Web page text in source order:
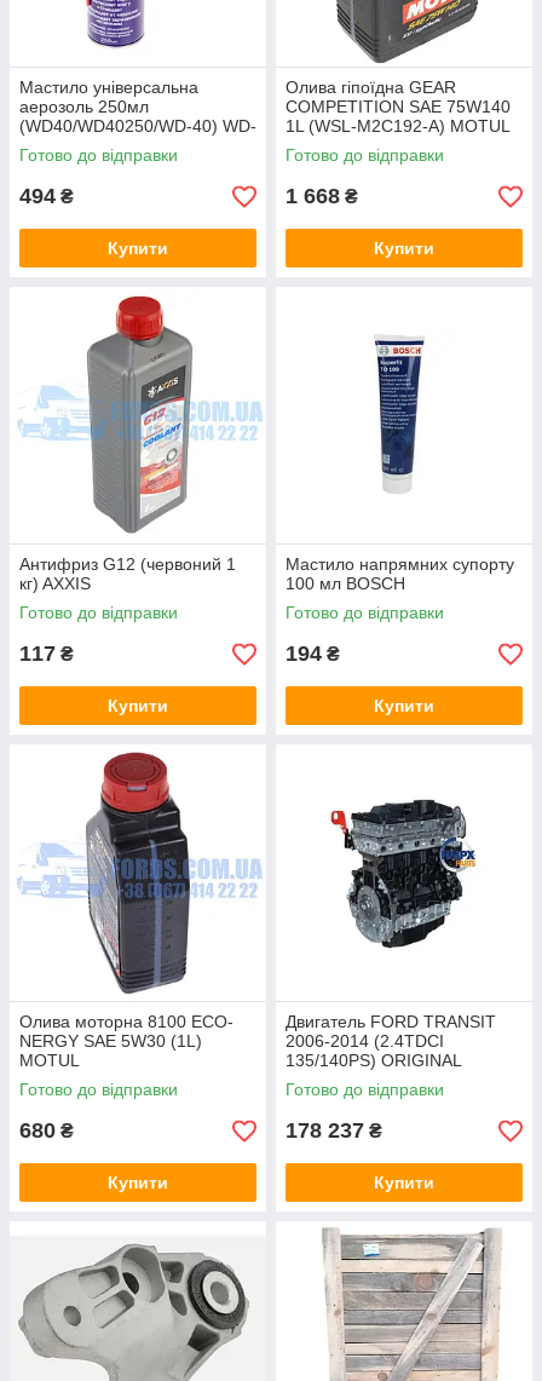
Мастило універсальна
аерозоль 250мл
(WD40/WD40250/WD-40) WD-
40
Готово до відправки
494 ₴
Купити
Олива гіпоїдна GEAR
COMPETITION SAE 75W140
1L (WSL-M2C192-A) MOTUL
Готово до відправки
1 668 ₴
Купити
Антифриз G12 (червоний 1
кг) AXXIS
Готово до відправки
117 ₴
Купити
Мастило напрямних супорту
100 мл BOSCH
Готово до відправки
194 ₴
Купити
Олива моторна 8100 ECO-
NERGY SAE 5W30 (1L)
MOTUL
Готово до відправки
680 ₴
Купити
Двигатель FORD TRANSIT
2006-2014 (2.4TDCI
135/140PS) ORIGINAL
Готово до відправки
178 237 ₴
Купити